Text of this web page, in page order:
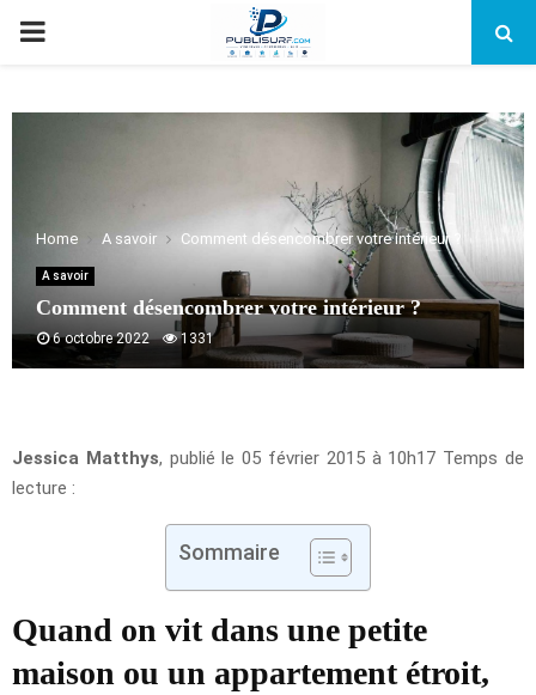
PRIMARY
Home A savoir Comment désencombrer votre intérieur ?
A savoir
Comment désencombrer votre intérieur ?
6 octobre 2022 1331
Jessica Matthys, publié le 05 février 2015 à 10h17 Temps de
lecture :
Sommaire
Quand on vit dans une petite
maison ou un appartement étroit,